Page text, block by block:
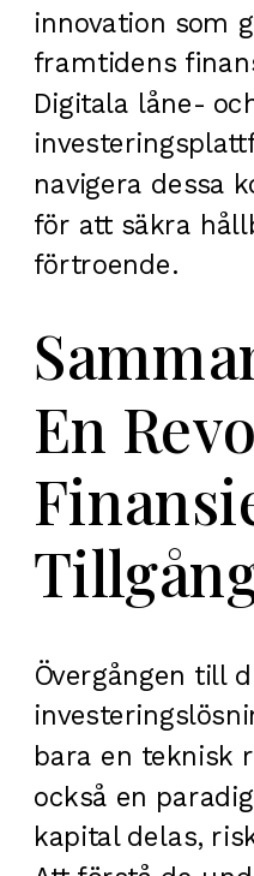
innovation som
framtidens
Digitala låne-
navigera dessa
för att säkra
förtroende.
En
Övergången till
bara en teknisk
också en
kapital delas,